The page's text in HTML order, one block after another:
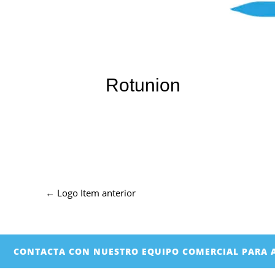
Rotunion
← Logo Item anterior
CONTACTA CON NUESTRO EQUIPO COMERCIAL PARA